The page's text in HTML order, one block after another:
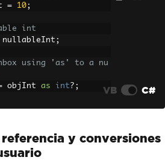
= 10;
int
nullableInt ;
using 'as' to a nu
objInt as int?; VB C#
y conversiones